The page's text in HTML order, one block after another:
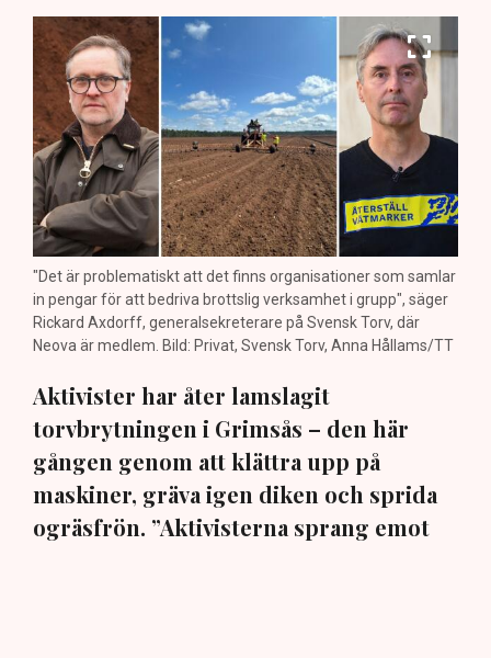
"Det är problematiskt att det finns organisationer som samlar
in pengar för att bedriva brottslig verksamhet i grupp", säger
Rickard Axdorff, generalsekreterare på Svensk Torv, där
Neova är medlem. Bild: Privat, Svensk Torv, Anna Hållams/TT
Aktivister har åter lamslagit
torvbrytningen i Grimsås – den här
gången genom att klättra upp på
maskiner, gräva igen diken och sprida
ogräsfrön. ”Aktivisterna sprang emot